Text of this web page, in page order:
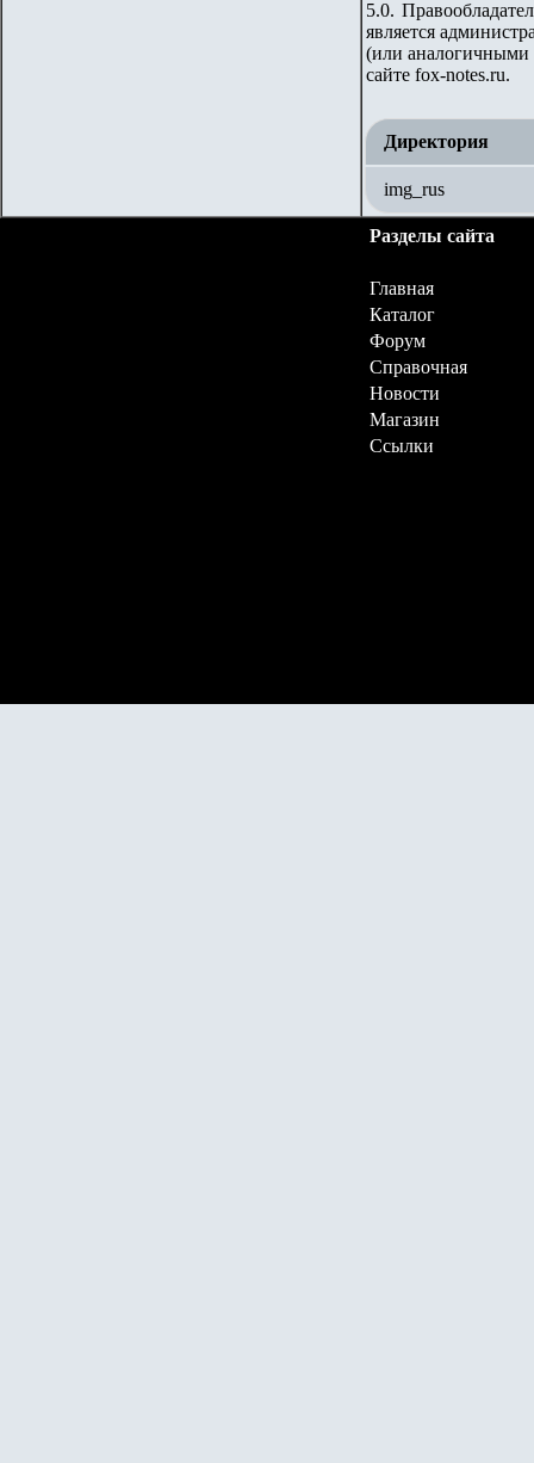
5.0.
является
(или аналогичными
сайте fox-notes.ru.
Директория
img_rus
Разделы сайта
Главная
Каталог
Форум
Справочная
Новости
Магазин
Ссылки